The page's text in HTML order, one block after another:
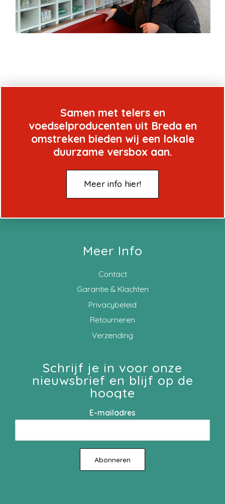
Samen met telers en
voedselproducenten uit Breda en
omstreken bieden wij een lokale
duurzame versbox aan.
Meer info hier!
Meer Info
Contact
Garantie & Klachten
Privacybeleid
Retourneren
Verzending
Schrijf je in voor onze
nieuwsbrief en blijf op de
hoogte
E-mailadres